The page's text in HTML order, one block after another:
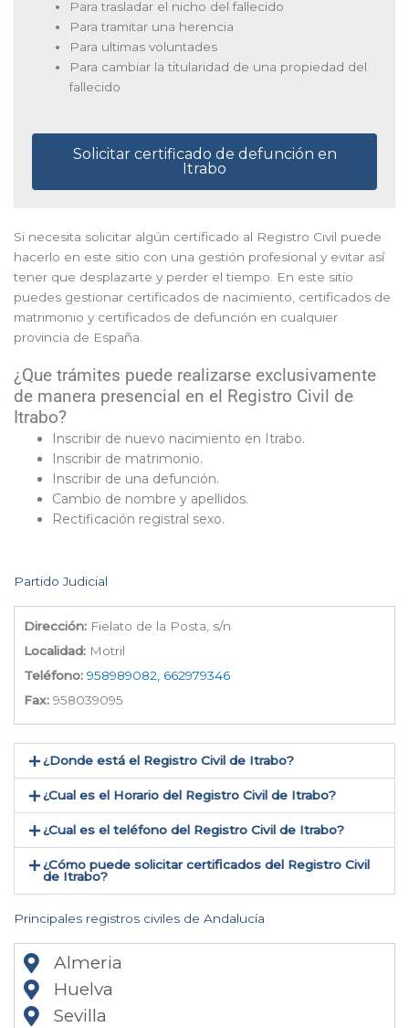
Para trasladar el nicho del fallecido
Para tramitar una herencia
Para ultimas voluntades
Para cambiar la titularidad de una propiedad del
fallecido
Solicitar certificado de defunción en
Itrabo
Si necesita solicitar algún certificado al Registro Civil puede
hacerlo en este sitio con una gestión profesional y evitar así
tener que desplazarte y perder el tiempo. En este sitio
puedes gestionar certificados de nacimiento, certificados de
matrimonio y certificados de defunción en cualquier
provincia de España.
¿Que trámites puede realizarse exclusivamente
de manera presencial en el Registro Civil de
Itrabo?
Inscribir de nuevo nacimiento en Itrabo.
Inscribir de matrimonio.
Inscribir de una defunción.
Cambio de nombre y apellidos.
Rectificación registral sexo.
Partido Judicial
Dirección: Fielato de la Posta, s/n
Localidad: Motril
Teléfono: 958989082, 662979346
Fax: 958039095
¿Donde está el Registro Civil de Itrabo​?
¿Cual es el Horario del Registro Civil de Itrabo?
¿Cual es el teléfono del Registro Civil de Itrabo​?
¿Cómo puede solicitar certificados del Registro Civil
de Itrabo​?
Principales registros civiles de Andalucía
Almeria
Huelva
Sevilla